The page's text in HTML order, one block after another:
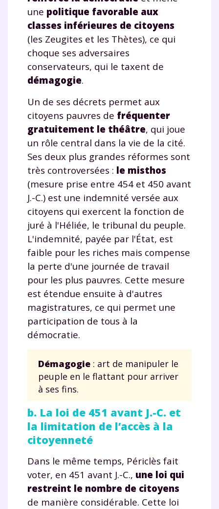
une politique favorable aux
classes inférieures de citoyens
(les Zeugites et les Thètes), ce qui
choque ses adversaires
conservateurs, qui le taxent de
démagogie.
Un de ses décrets permet aux
citoyens pauvres de fréquenter
gratuitement le théâtre, qui joue
un rôle central dans la vie de la cité.
Ses deux plus grandes réformes sont
très controversées : le misthos
(mesure prise entre 454 et 450 avant
J.-C.) est une indemnité versée aux
citoyens qui exercent la fonction de
juré à l'Héliée, le tribunal du peuple.
L'indemnité, payée par l'État, est
faible pour les riches mais compense
la perte d'une journée de travail
pour les plus pauvres. Cette mesure
est étendue ensuite à d'autres
magistratures, ce qui permet une
participation de tous à la
démocratie.
Démagogie : art de manipuler le
peuple en le flattant pour arriver
à ses fins.
b. La loi de 451 avant J.-C. et
la limitation de l’accès à la
citoyenneté
Dans le même temps, Périclès fait
voter, en 451 avant J.-C., une loi qui
restreint le nombre de citoyens
de manière considérable. Cette loi